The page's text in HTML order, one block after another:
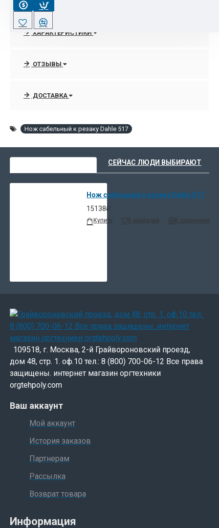
продажа техники DAHLE, расходных материалов и запчастей
Ideal.
Вы можете купить Резаки DAHLE и сопутствующие товары
orgtehpoly.com.
ХАРАКТЕРИСТИКИ
ОТЗЫВЫ
ДОСТАВКА
Нож сабельный к резаку Dahle 517
СЕЙЧАС ЛЮДИ ВЫБИРАЮТ
Нож сабельный к резаку Dahle 517
15138₽
Купить В закладки В сравнение
109518, г. Москва, 2-й Грайвороновский проезд,
дом 48, стр. 1. оф.10 тел.: 8 (800) 700-06-12 Все права
защищены. интернет магазин оргтехники
orgtehpoly.com
Ваш аккаунт
Мой аккаунт
История заказов
Партнерам
Рассылка
Возврат товара
Информация